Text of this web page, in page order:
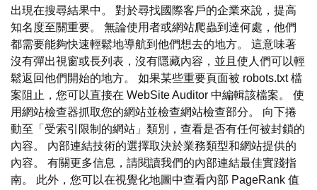
出現在搜尋結果中。 對於尋找國際客戶的企業來說，提高
知名度至關重要。 無論使用者或網站爬蟲到達何處，他們
都需要能夠快速輕鬆地導航到他們想去的地方。 這意味著
沒有彈出視窗或長列表，沒有隱藏內容，並且使人們可以輕
鬆返回他們開始的地方。 如果某些重要頁面被 robots.txt 檔
案阻止，您可以直接在 WebSite Auditor 中編輯該檔案。 使
用網站檢查器抓取您的網站並檢查網站檢查部分。 向下捲
動至「受索引限制的網站」類別，查看是否有任何被封鎖的
內容。 內部連結技術的選擇取決於業務類型和網站提供的
內容。 有關更多信息，請閱讀我們的內部連結最佳實踐指
南。 此外，您可以在視覺化地圖中查看內部 PageRank 值